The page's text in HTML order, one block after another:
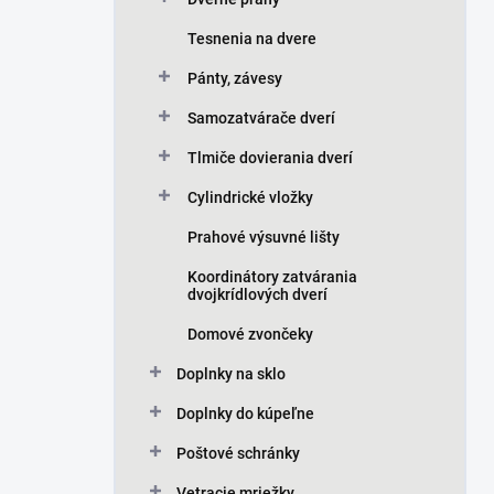
Tesnenia na dvere
Pánty, závesy
Samozatvárače dverí
Tlmiče dovierania dverí
Cylindrické vložky
Prahové výsuvné lišty
Koordinátory zatvárania
dvojkrídlových dverí
Domové zvončeky
Doplnky na sklo
Doplnky do kúpeľne
Poštové schránky